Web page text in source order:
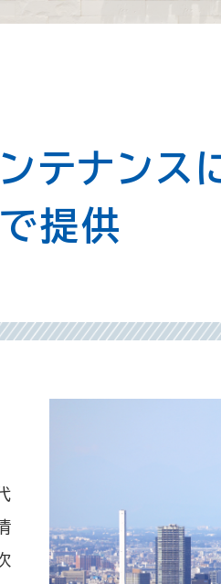
テナンス
提供